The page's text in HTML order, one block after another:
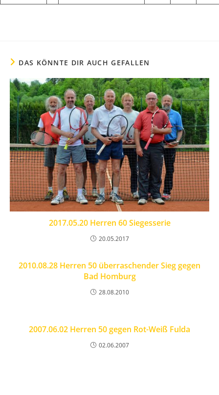
DAS KÖNNTE DIR AUCH GEFALLEN
2017.05.20 Herren 60 Siegesserie
20.05.2017
2010.08.28 Herren 50 überraschender Sieg gegen
Bad Homburg
28.08.2010
2007.06.02 Herren 50 gegen Rot-Weiß Fulda
02.06.2007